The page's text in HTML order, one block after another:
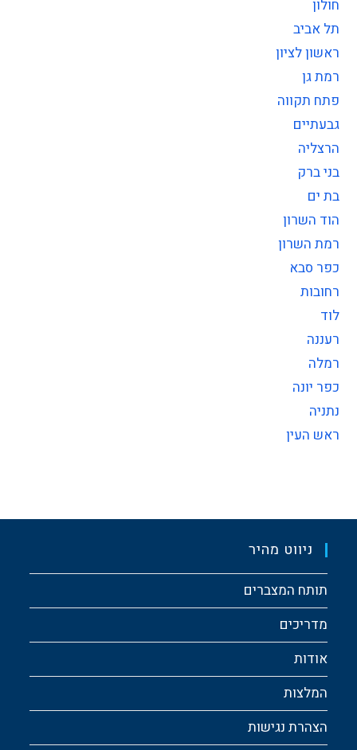
חולון
תל אביב
ראשון לציון
רמת גן
פתח תקווה
גבעתיים
הרצליה
בני ברק
בת ים
הוד השרון
רמת השרון
כפר סבא
רחובות
לוד
רעננה
רמלה
כפר יונה
נתניה
ראש העין
ניווט מהיר
תותח המצברים
מדריכים
אודות
המלצות
הצהרת נגישות